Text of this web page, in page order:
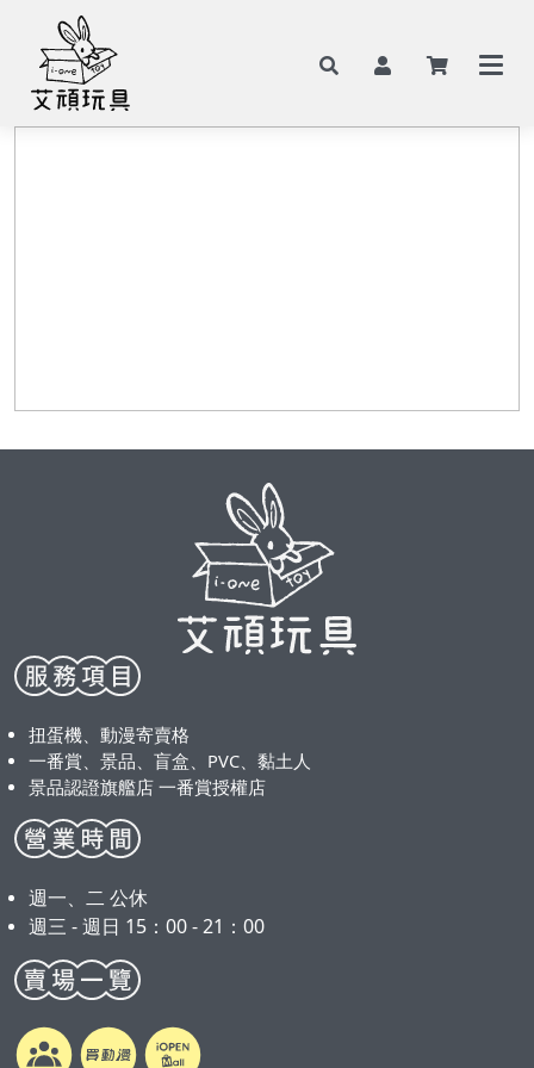
扭蛋機、動漫寄賣格
一番賞、景品、盲盒、PVC、黏土人
景品認證旗艦店 一番賞授權店
週一、二 公休
週三 - 週日 15：00 - 21：00